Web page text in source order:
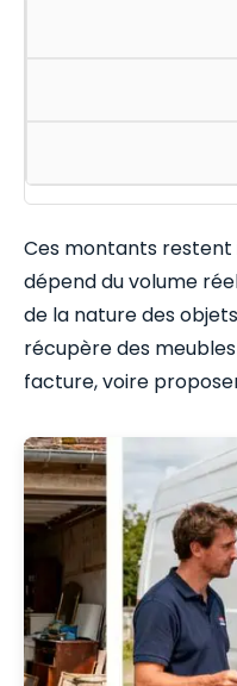
Ces montants restent
dépend du volume
de la nature des
récupère des
facture, voire